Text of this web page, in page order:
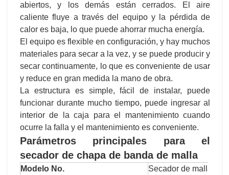
abiertos, y los demás están cerrados. El aire
caliente fluye a través del equipo y la pérdida de
calor es baja, lo que puede ahorrar mucha energía.
El equipo es flexible en configuración, y hay muchos
materiales para secar a la vez, y se puede producir y
secar continuamente, lo que es conveniente de usar
y reduce en gran medida la mano de obra.
La estructura es simple, fácil de instalar, puede
funcionar durante mucho tiempo, puede ingresar al
interior de la caja para el mantenimiento cuando
ocurre la falla y el mantenimiento es conveniente.
Parámetros principales para el
secador de chapa de banda de malla
Modelo No.
Secador de malla de